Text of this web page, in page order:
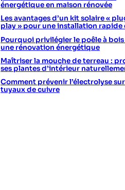
énergétique en maison rénovée
Les avantages d’un kit solaire «
play » pour une installation rapide
Pourquoi privilégier le poêle à
une rénovation énergétique
Maîtriser la mouche de terreau :
ses plantes d’intérieur
Comment prévenir l’électrolyse
tuyaux de cuivre